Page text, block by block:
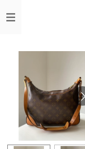
Ga
direct